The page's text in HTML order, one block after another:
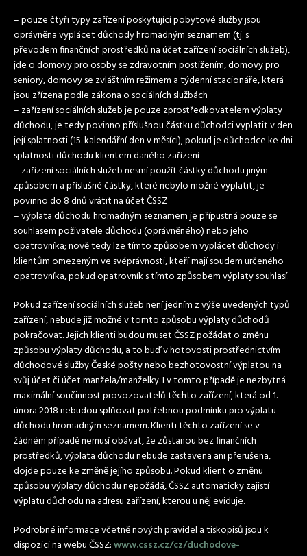
– pouze čtyři typy zařízení poskytující pobytové služby jsou
oprávněna vyplácet důchody hromadným seznamem (tj. s
převodem finančních prostředků na účet zařízení sociálních služeb),
jde o domovy pro osoby se zdravotním postižením, domovy pro
seniory, domovy se zvláštním režimem a týdenní stacionáře, která
jsou zřízena podle zákona o sociálních službách
– zařízení sociálních služeb je pouze zprostředkovatelem výplaty
důchodu, je tedy povinno příslušnou částku důchodci vyplatit v den
její splatnosti (15. kalendářní den v měsíci), pokud je důchodce ke dni
splatnosti důchodu klientem daného zařízení
– zařízení sociálních služeb nesmí použít částky důchodu jiným
způsobem a příslušné částky, které nebylo možné vyplatit, je
povinno do 8 dnů vrátit na účet ČSSZ
– výplata důchodu hromadným seznamem je přípustná pouze se
souhlasem poživatele důchodu (oprávněného) nebo jeho
opatrovníka; nově tedy lze tímto způsobem vyplácet důchody i
klientům omezeným ve svéprávnosti, kteří mají soudem určeného
opatrovníka, pokud opatrovník s tímto způsobem výplaty souhlasí.
Pokud zařízení sociálních služeb není jedním z výše uvedených typů
zařízení, nebude již možné v tomto způsobu výplaty důchodů
pokračovat. Jejich klienti budou muset ČSSZ požádat o změnu
způsobu výplaty důchodu, a to buď v hotovosti prostřednictvím
důchodové služby České pošty nebo bezhotovostní výplatou na
svůj účet či účet manžela/manželky. I v tomto případě je nezbytná
maximální součinnost provozovatelů těchto zařízení, která od 1.
února 2018 nebudou splňovat potřebnou podmínku pro výplatu
důchodu hromadným seznamem. Klienti těchto zařízení se v
žádném případě nemusí obávat, že zůstanou bez finančních
prostředků, výplata důchodu nebude zastavena ani přerušena,
dojde pouze ke změně jejího způsobu. Pokud klient o změnu
způsobu výplaty důchodu nepožádá, ČSSZ automaticky zajistí
výplatu důchodu na adresu zařízení, kterou u něj eviduje.
Podrobné informace včetně nových pravidel a tiskopisů jsou k
dispozici na webu ČSSZ:www.cssz.cz/cz/duchodove-